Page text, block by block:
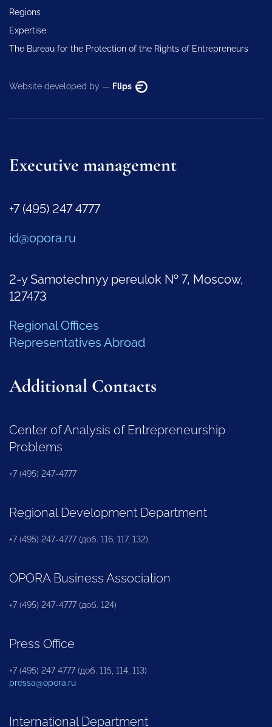
Regions
Expertise
The Bureau for the Protection of the Rights of Entrepreneurs
Website developed by — Flips
Executive management
+7 (495) 247 4777
id@opora.ru
2-y Samotechnyy pereulok № 7, Moscow,
127473
Regional Offices
Representatives Abroad
Additional Contacts
Center of Analysis of Entrepreneurship
Problems
+7 (495) 247-4777
Regional Development Department
+7 (495) 247-4777 (доб. 116, 117, 132)
OPORA Business Association
+7 (495) 247-4777 (доб. 124)
Press Office
+7 (495) 247 4777 (доб. 115, 114, 113)
pressa@opora.ru
International Department